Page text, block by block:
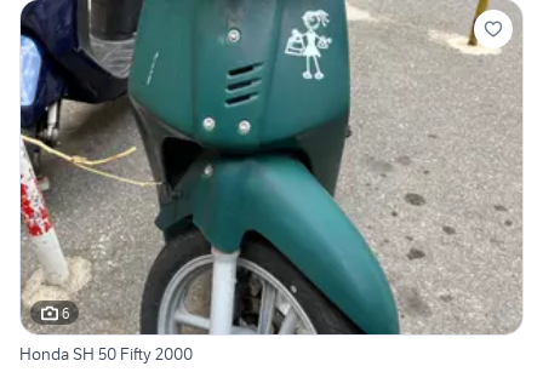
6
Honda SH 50 Fifty 2000